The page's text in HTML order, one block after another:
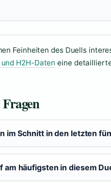
Feinheiten des Duells
H2H-Daten eine
im Schnitt in den letzten
am häufigsten in diesem